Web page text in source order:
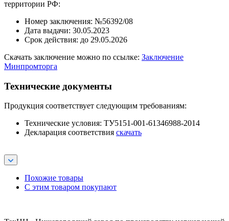
территории РФ:
Номер заключения: №56392/08
Дата выдачи: 30.05.2023
Срок действия: до 29.05.2026
Скачать заключение можно по ссылке: Заключение
Минпромторга
Технические документы
Продукция соответствует следующим требованиям:
Технические условия: ТУ5151-001-61346988-2014
Декларация соответствия скачать
Похожие товары
С этим товаром покупают